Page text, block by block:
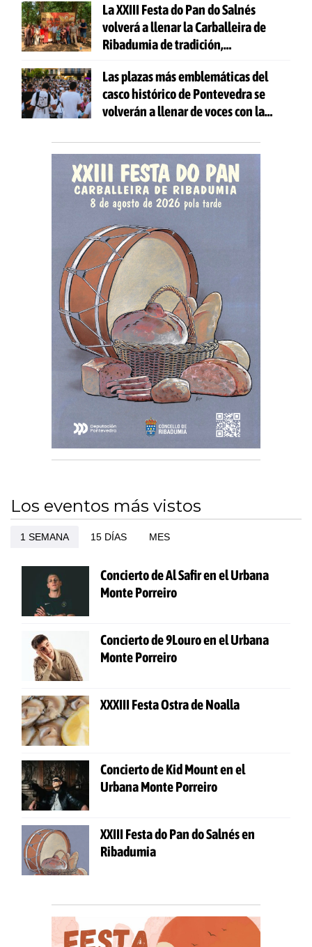
La XXIII Festa do Pan do Salnés
volverá a llenar la Carballeira de
Ribadumia de tradición,
todas las edades
Las plazas más emblemáticas del
casco histórico de Pontevedra se
volverán a llenar de voces con la
Los eventos más vistos
1 SEMANA 15 DÍAS MES
Concierto de Al Safir en el Urbana
Monte Porreiro
Concierto de 9Louro en el Urbana
Monte Porreiro
XXXIII Festa Ostra de Noalla
Concierto de Kid Mount en el
Urbana Monte Porreiro
XXIII Festa do Pan do Salnés en
Ribadumia